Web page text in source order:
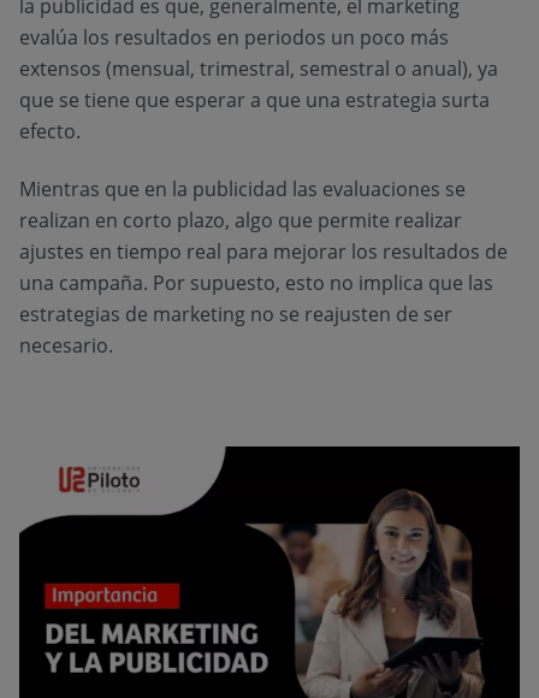
la publicidad es que, generalmente, el marketing
evalúa los resultados en periodos un poco más
extensos (mensual, trimestral, semestral o anual), ya
que se tiene que esperar a que una estrategia surta
efecto.
Mientras que en la publicidad las evaluaciones se
realizan en corto plazo, algo que permite realizar
ajustes en tiempo real para mejorar los resultados de
una campaña. Por supuesto, esto no implica que las
estrategias de marketing no se reajusten de ser
necesario.